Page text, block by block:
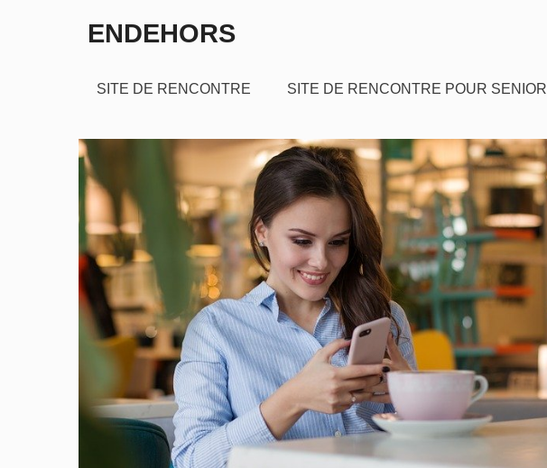
ENDEHORS
SITE DE RENCONTRE SITE DE RENCONTRE POUR SENIOR